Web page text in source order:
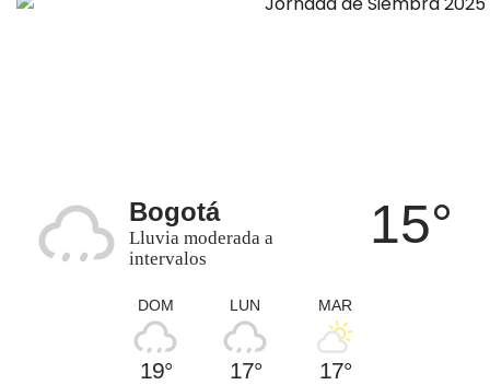
Bogotá
Lluvia moderada a
intervalos
15°
DOM
19°
LUN
17°
MAR
17°